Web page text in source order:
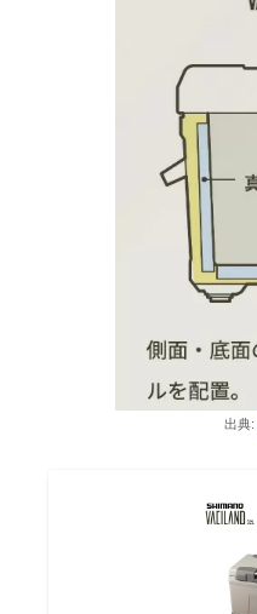
出典: